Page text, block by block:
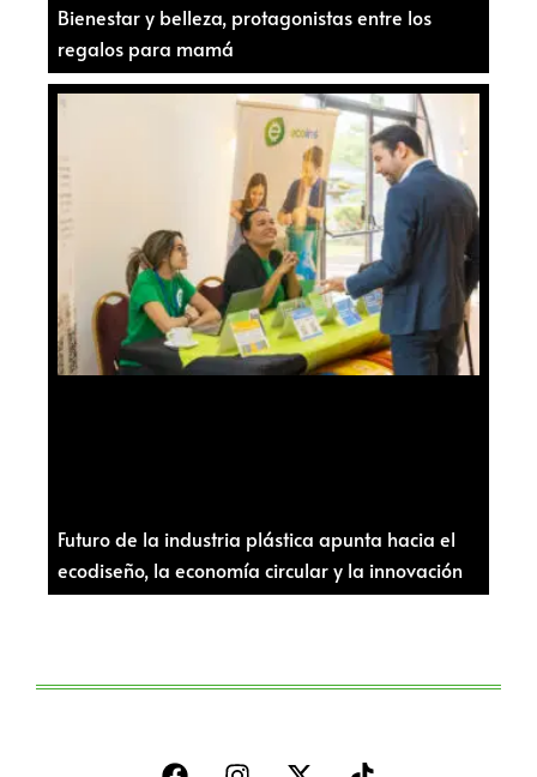
Bienestar y belleza, protagonistas entre los
regalos para mamá
Futuro de la industria plástica apunta hacia el
ecodiseño, la economía circular y la innovación